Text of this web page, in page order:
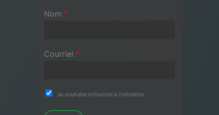
Nom *
Courriel *
Je souhaite m'inscrire à l'infolettre